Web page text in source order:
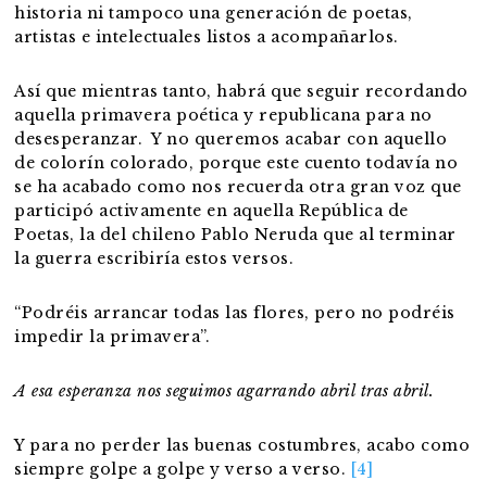
historia ni tampoco una generación de poetas,
artistas e intelectuales listos a acompañarlos.
Así que mientras tanto, habrá que seguir recordando
aquella primavera poética y republicana para no
desesperanzar. Y no queremos acabar con aquello
de colorín colorado, porque este cuento todavía no
se ha acabado como nos recuerda otra gran voz que
participó activamente en aquella República de
Poetas, la del chileno Pablo Neruda que al terminar
la guerra escribiría estos versos.
“Podréis arrancar todas las flores, pero no podréis
impedir la primavera”.
A esa esperanza nos seguimos agarrando abril tras abril.
Y para no perder las buenas costumbres, acabo como
siempre golpe a golpe y verso a verso. [4]